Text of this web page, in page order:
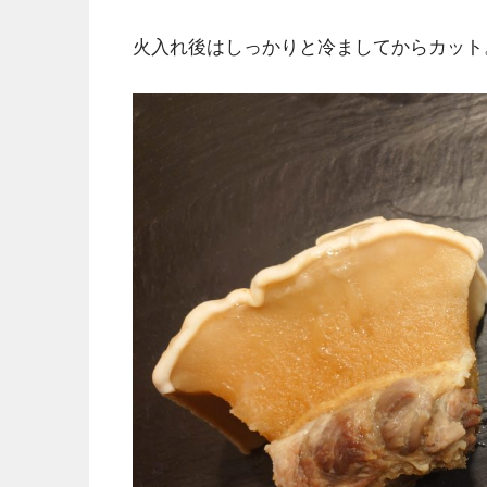
火入れ後はしっかりと冷ましてからカッ